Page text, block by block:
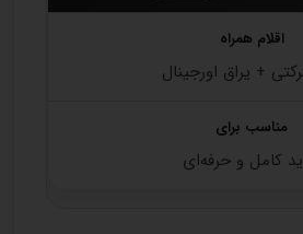
+ یراق اورجینال
کامل و حرفه‌ای